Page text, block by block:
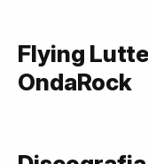
Flying
OndaRock